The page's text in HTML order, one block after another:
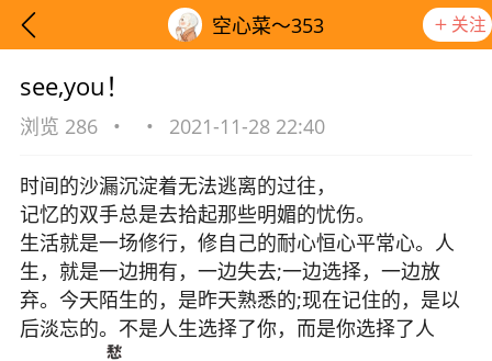
空心菜～353 关注
see,you！
浏览 286 • • 2021-11-28 22:40
时间的沙漏沉淀着无法逃离的过往，
记忆的双手总是去拾起那些明媚的忧伤。
生活就是一场修行，修自己的耐心恒心平常心。人
生，就是一边拥有，一边失去;一边选择，一边放
弃。今天陌生的，是昨天熟悉的;现在记住的，是以
后淡忘的。不是人生选择了你，而是你选择了人